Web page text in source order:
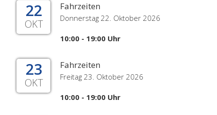
22
OKT
Fahrzeiten
Donnerstag 22. Oktober 2026
10:00 - 19:00 Uhr
23
OKT
Fahrzeiten
Freitag 23. Oktober 2026
10:00 - 19:00 Uhr